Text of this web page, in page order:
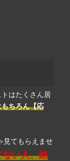
はたくさん居
ちろん【応
見てもらえませ
い人、結